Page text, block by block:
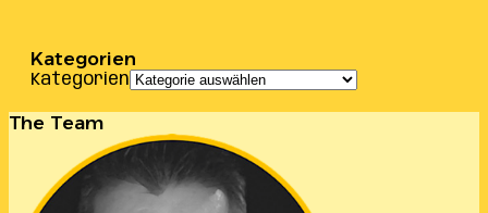
Kategorien
Kategorien
The Team